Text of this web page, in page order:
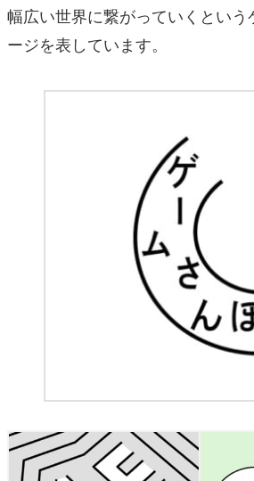
幅広い世界に繋がっていくという
ージを表しています。